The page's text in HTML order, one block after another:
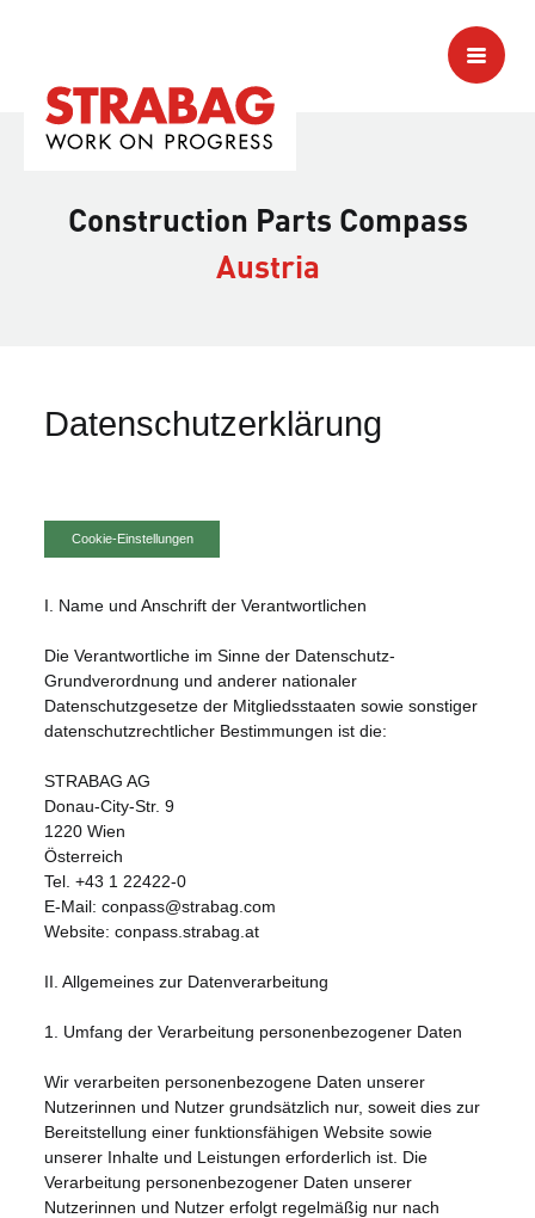
Construction Parts Compass
Austria
Datenschutzerklärung
Cookie-Einstellungen
I. Name und Anschrift der Verantwortlichen
Die Verantwortliche im Sinne der Datenschutz-
Grundverordnung und anderer nationaler
Datenschutzgesetze der Mitgliedsstaaten sowie sonstiger
datenschutzrechtlicher Bestimmungen ist die:
STRABAG AG
Donau-City-Str. 9
1220 Wien
Österreich
Tel. +43 1 22422-0
E-Mail: conpass@strabag.com
Website:conpass.strabag.at
II. Allgemeines zur Datenverarbeitung
1. Umfang der Verarbeitung personenbezogener Daten
Wir verarbeiten personenbezogene Daten unserer
Nutzerinnen und Nutzer grundsätzlich nur, soweit dies zur
Bereitstellung einer funktionsfähigen Website sowie
unserer Inhalte und Leistungen erforderlich ist. Die
Verarbeitung personenbezogener Daten unserer
Nutzerinnen und Nutzer erfolgt regelmäßig nur nach